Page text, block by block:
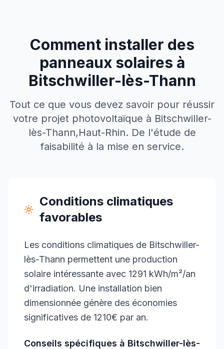
Comment installer des
panneaux solaires à
Bitschwiller-lès-Thann
Tout ce que vous devez savoir pour réussir
votre projet photovoltaïque à Bitschwiller-
lès-Thann,Haut-Rhin. De l'étude de
faisabilité à la mise en service.
Conditions climatiques
favorables
Les conditions climatiques de Bitschwiller-
lès-Thann permettent une production
solaire intéressante avec 1291 kWh/m²/an
d'irradiation. Une installation bien
dimensionnée génère des économies
significatives de 1210€ par an.
Conseils spécifiques à Bitschwiller-lès-